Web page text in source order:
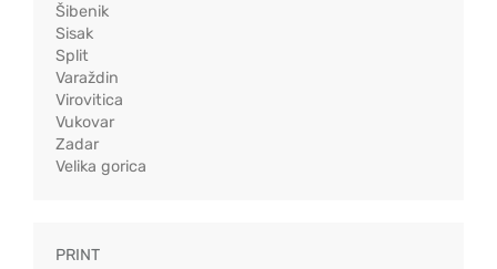
Šibenik
Sisak
Split
Varaždin
Virovitica
Vukovar
Zadar
Velika gorica
PRINT